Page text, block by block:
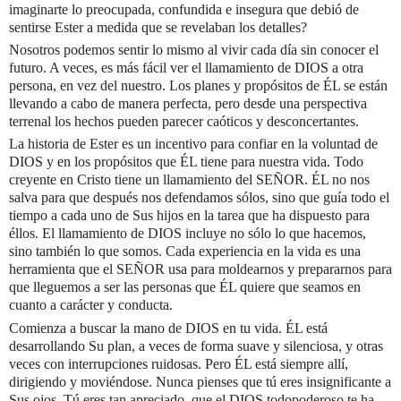
imaginarte lo preocupada, confundida e insegura que debió de
sentirse Ester a medida que se revelaban los detalles?
Nosotros podemos sentir lo mismo al vivir cada día sin conocer el
futuro. A veces, es más fácil ver el llamamiento de DIOS a otra
persona, en vez del nuestro. Los planes y propósitos de ÉL se están
llevando a cabo de manera perfecta, pero desde una perspectiva
terrenal los hechos pueden parecer caóticos y desconcertantes.
La historia de Ester es un incentivo para confiar en la voluntad de
DIOS y en los propósitos que ÉL tiene para nuestra vida. Todo
creyente en Cristo tiene un llamamiento del SEÑOR. ÉL no nos
salva para que después nos defendamos sólos, sino que guía todo el
tiempo a cada uno de Sus hijos en la tarea que ha dispuesto para
éllos. El llamamiento de DIOS incluye no sólo lo que hacemos,
sino también lo que somos. Cada experiencia en la vida es una
herramienta que el SEÑOR usa para moldearnos y prepararnos para
que lleguemos a ser las personas que ÉL quiere que seamos en
cuanto a carácter y conducta.
Comienza a buscar la mano de DIOS en tu vida. ÉL está
desarrollando Su plan, a veces de forma suave y silenciosa, y otras
veces con interrupciones ruidosas. Pero ÉL está siempre allí,
dirigiendo y moviéndose. Nunca pienses que tú eres insignificante a